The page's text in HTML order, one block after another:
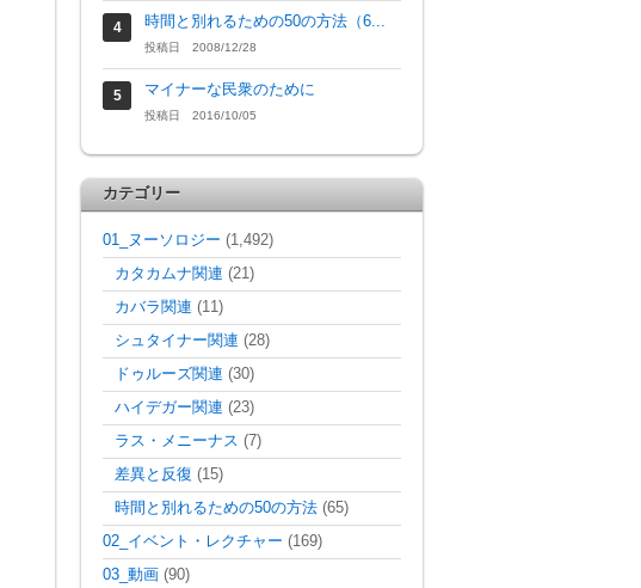
時間と別れるための50の方法（6...
投稿日 2008/12/28
マイナーな民衆のために
投稿日 2016/10/05
カテゴリー
01_ヌーソロジー (1,492)
カタカムナ関連 (21)
カバラ関連 (11)
シュタイナー関連 (28)
ドゥルーズ関連 (30)
ハイデガー関連 (23)
ラス・メニーナス (7)
差異と反復 (15)
時間と別れるための50の方法 (65)
02_イベント・レクチャー (169)
03_動画 (90)